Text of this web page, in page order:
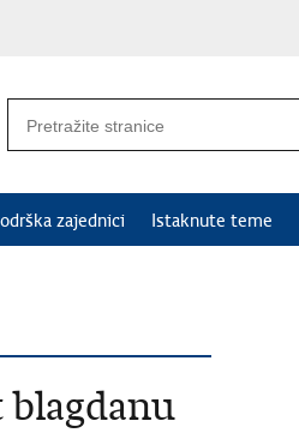
zajednici Istaknute teme